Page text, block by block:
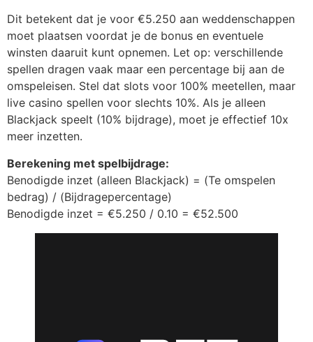
Dit betekent dat je voor €5.250 aan weddenschappen
moet plaatsen voordat je de bonus en eventuele
winsten daaruit kunt opnemen. Let op: verschillende
spellen dragen vaak maar een percentage bij aan de
omspeleisen. Stel dat slots voor 100% meetellen, maar
live casino spellen voor slechts 10%. Als je alleen
Blackjack speelt (10% bijdrage), moet je effectief 10x
meer inzetten.
Berekening met spelbijdrage:
Benodigde inzet (alleen Blackjack) = (Te omspelen
bedrag) / (Bijdragepercentage)
Benodigde inzet = €5.250 / 0.10 = €52.500